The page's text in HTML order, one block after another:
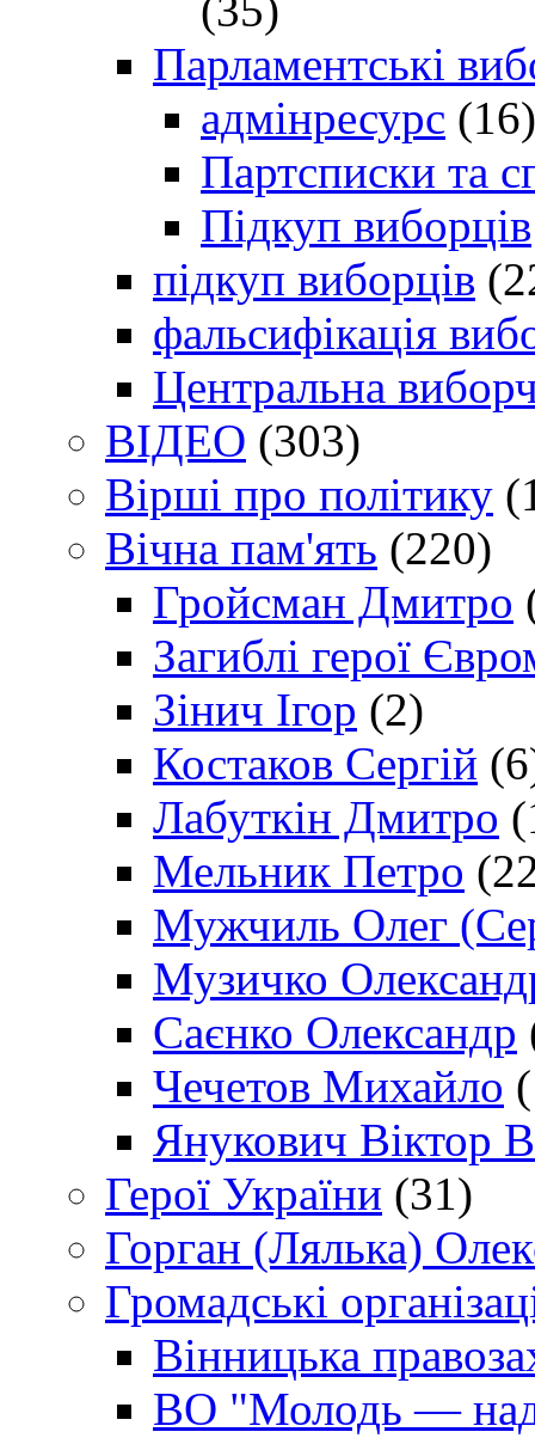
Парламентські
адмінресурс (16)
Партсписки та
Підкуп виборців
підкуп виборців
фальсифікація
Центральна
ВІДЕО (303)
Вірші про політику
Вічна пам'ять (220)
Гройсман Дмитро
Загиблі герої
Зінич Ігор (2)
Костаков Сергій
Лабуткін Дмитро
Мельник Петро
Мужчиль Олег
Музичко
Саєнко Олександр
Чечетов Михайло
Янукович Віктор
Герої України (31)
Горган (Лялька)
Громадські
Вінницька
ВО "Молодь —